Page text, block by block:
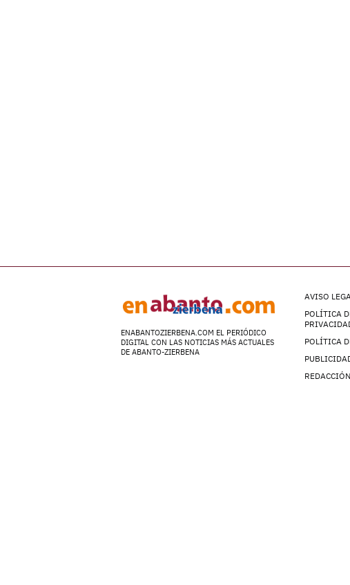
ENABANTOZIERBENA.COM EL PERIÓDICO
DIGITAL CON LAS NOTICIAS MÁS ACTUALES
DE ABANTO-ZIERBENA
AVISO
POLÍTICA
POLÍTICA
REDACCIÓN